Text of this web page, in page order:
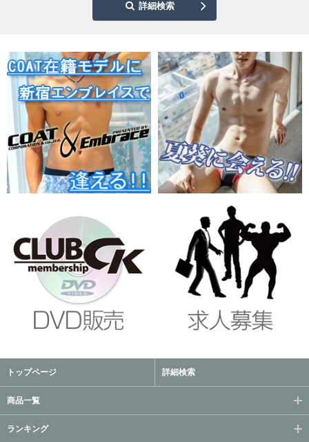
詳細検索
トップページ 詳細検索
商品一覧
ランキング